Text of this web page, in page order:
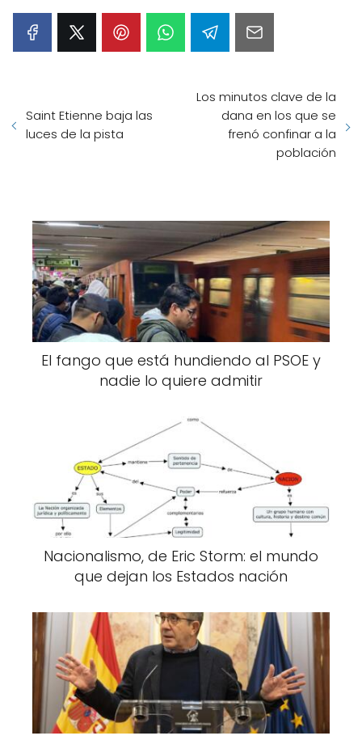
Saint Etienne baja las
luces de la pista
Los minutos clave de la
dana en los que se
frenó confinar a la
población
El fango que está hundiendo al PSOE y
nadie lo quiere admitir
Nacionalismo, de Eric Storm: el mundo
que dejan los Estados nación